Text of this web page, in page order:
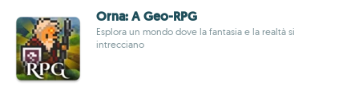
Orna: A Geo-RPG
Esplora un mondo dove la fantasia e la realtà si
intrecciano